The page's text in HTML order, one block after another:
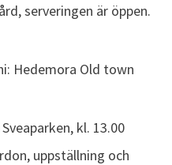
serveringen är öppen.
Hedemora Old town
kl. 13.00
uppställning och